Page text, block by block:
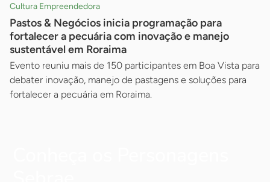
Cultura Empreendedora
Pastos & Negócios inicia programação para
fortalecer a pecuária com inovação e manejo
sustentável em Roraima
Evento reuniu mais de 150 participantes em Boa Vista para
debater inovação, manejo de pastagens e soluções para
fortalecer a pecuária em Roraima.